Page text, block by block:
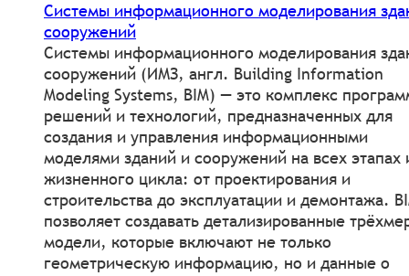
Системы информационного моделирования
сооружений
Системы информационного моделирования
сооружений (ИМЗ, англ. Building Information
Modeling Systems, BIM) — это комплекс
решений и технологий, предназначенных для
создания и управления информационными
моделями зданий и сооружений на всех этапах
жизненного цикла: от проектирования и
строительства до эксплуатации и демонтажа.
позволяет создавать детализированные
модели, которые включают не только
геометрическую информацию, но и данные о